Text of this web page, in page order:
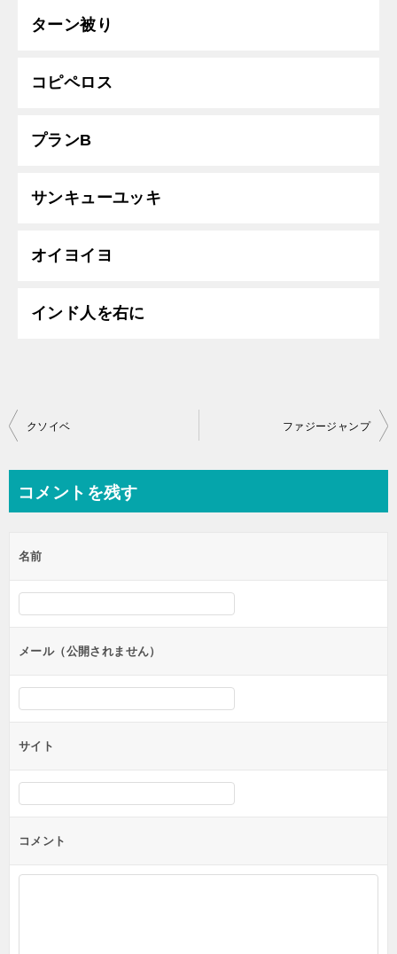
ターン被り
コピペロス
プランB
サンキューユッキ
オイヨイヨ
インド人を右に
投
ビ
ー
シ
ン
クソイベ ファジージャンプ
コメントを残す
名前
メール（公開されません）
サイト
コメント